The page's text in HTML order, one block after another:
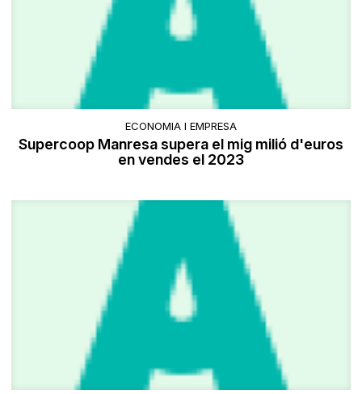
ECONOMIA I EMPRESA
Supercoop Manresa supera el mig milió d'euros
en vendes el 2023